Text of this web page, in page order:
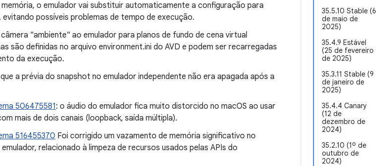
35.5.10 Stable (6
de maio de
2025)
35.4.9 Estável
(25 de fevereiro
de 2025)
35.3.11 Stable (9
de janeiro de
2025)
35.4.4 Canary
(12 de
dezembro de
2024)
35.2.10 (1º de
outubro de
2024)
o emulador vai substituir automaticamente a configuração para
possíveis problemas de tempo de execução.
"ambiente" ao emulador para planos de fundo de cena virtual
são definidas no arquivo environment.ini do AVD e podem ser recarregadas
da execução.
a prévia do snapshot no emulador independente não era apagada após a
506475581: o áudio do emulador fica muito distorcido no macOS ao usar
mais de dois canais (loopback, saída múltipla).
516455370 Foi corrigido um vazamento de memória significativo no
relacionado à limpeza de recursos usados pelas APIs do